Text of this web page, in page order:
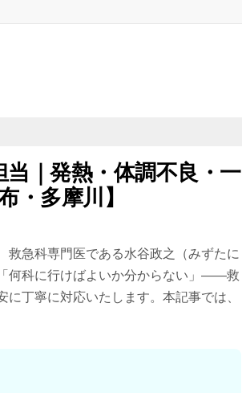
当｜発熱・体調不良・一
・多摩川】
救急科専門医である水谷政之（みずたに
何科に行けばよいか分からない」——救
丁寧に対応いたします。本記事では、